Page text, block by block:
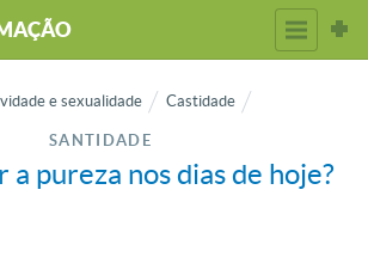
e sexualidade Castidade
SANTIDADE
a pureza nos dias de hoje?